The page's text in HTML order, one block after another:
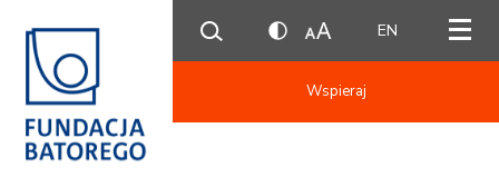
EN
Wspieraj